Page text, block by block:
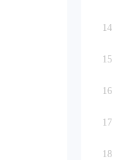
14
15
16
17
18